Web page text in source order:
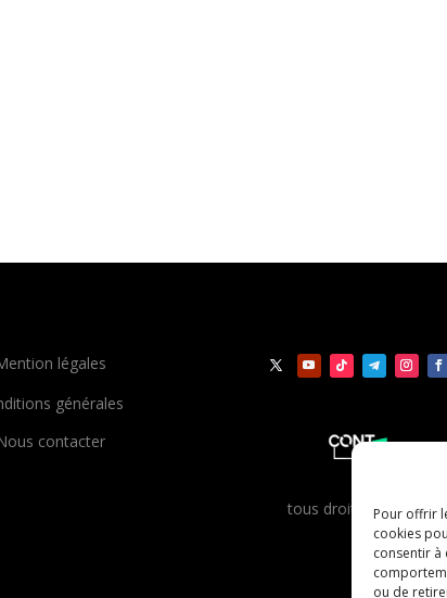
Pour offrir
cookies
consentir à
ou de
légales
générales
contacter
tous droits réservés